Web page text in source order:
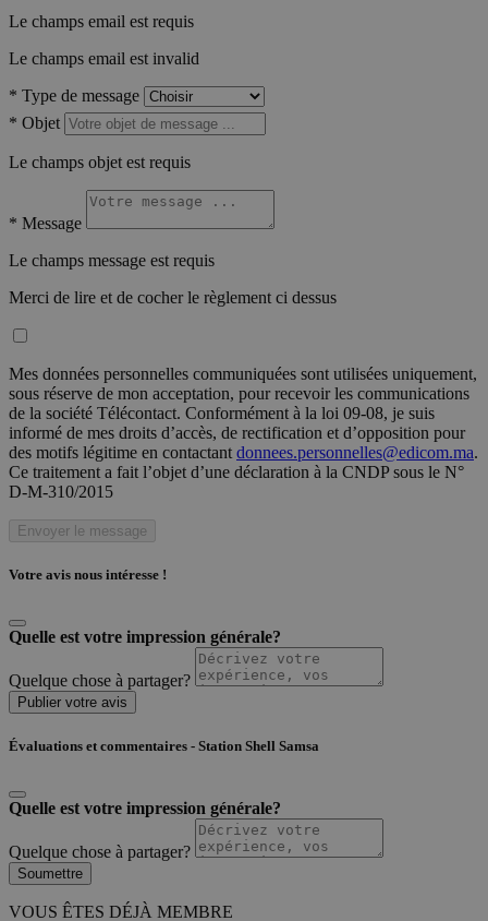
Le champs email est requis
Le champs email est invalid
* Type de message
* Objet
Le champs objet est requis
* Message
Le champs message est requis
Merci de lire et de cocher le règlement ci dessus
Mes données personnelles communiquées sont utilisées uniquement,
sous réserve de mon acceptation, pour recevoir les communications
de la société Télécontact. Conformément à la loi 09-08, je suis
informé de mes droits d’accès, de rectification et d’opposition pour
des motifs légitime en contactant donnees.personnelles@edicom.ma.
Ce traitement a fait l’objet d’une déclaration à la CNDP sous le N°
D-M-310/2015
Envoyer le message
Votre avis nous intéresse !
Quelle est votre impression générale?
Quelque chose à partager?
Publier votre avis
Évaluations et commentaires - Station Shell Samsa
Quelle est votre impression générale?
Quelque chose à partager?
Soumettre
VOUS ÊTES DÉJÀ MEMBRE